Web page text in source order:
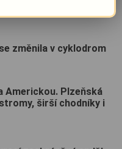
změnila v cyklodrom
Americkou. Plzeňská
širší chodníky i